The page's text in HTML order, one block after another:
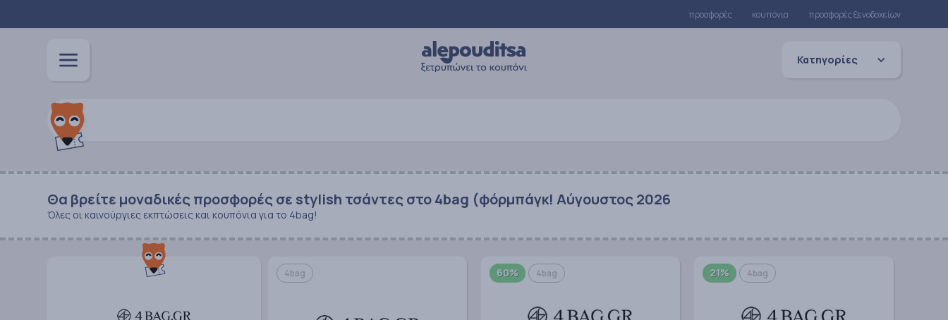
προσφορές κουπόνια προσφορές ξενοδοχείων
Κατηγορίες
Θα βρείτε μοναδικές προσφορές σε stylish τσάντες στο 4bag (φόρμπάγκ! Αύγουστος 2026
Όλες οι καινούργιες εκπτώσεις και κουπόνια για το 4bag!
4bag 60% 4bag 21% 4bag